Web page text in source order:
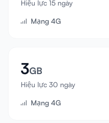
Đăng nhập
Hiệu lực 15 ngày
Mạng 4G
3GB
Hiệu lực 30 ngày
Mạng 4G